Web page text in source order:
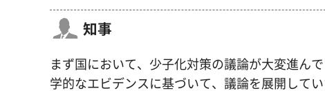
知事
まず国において、少子化対策の議論が大変進ん
学的なエビデンスに基づいて、議論を展開して